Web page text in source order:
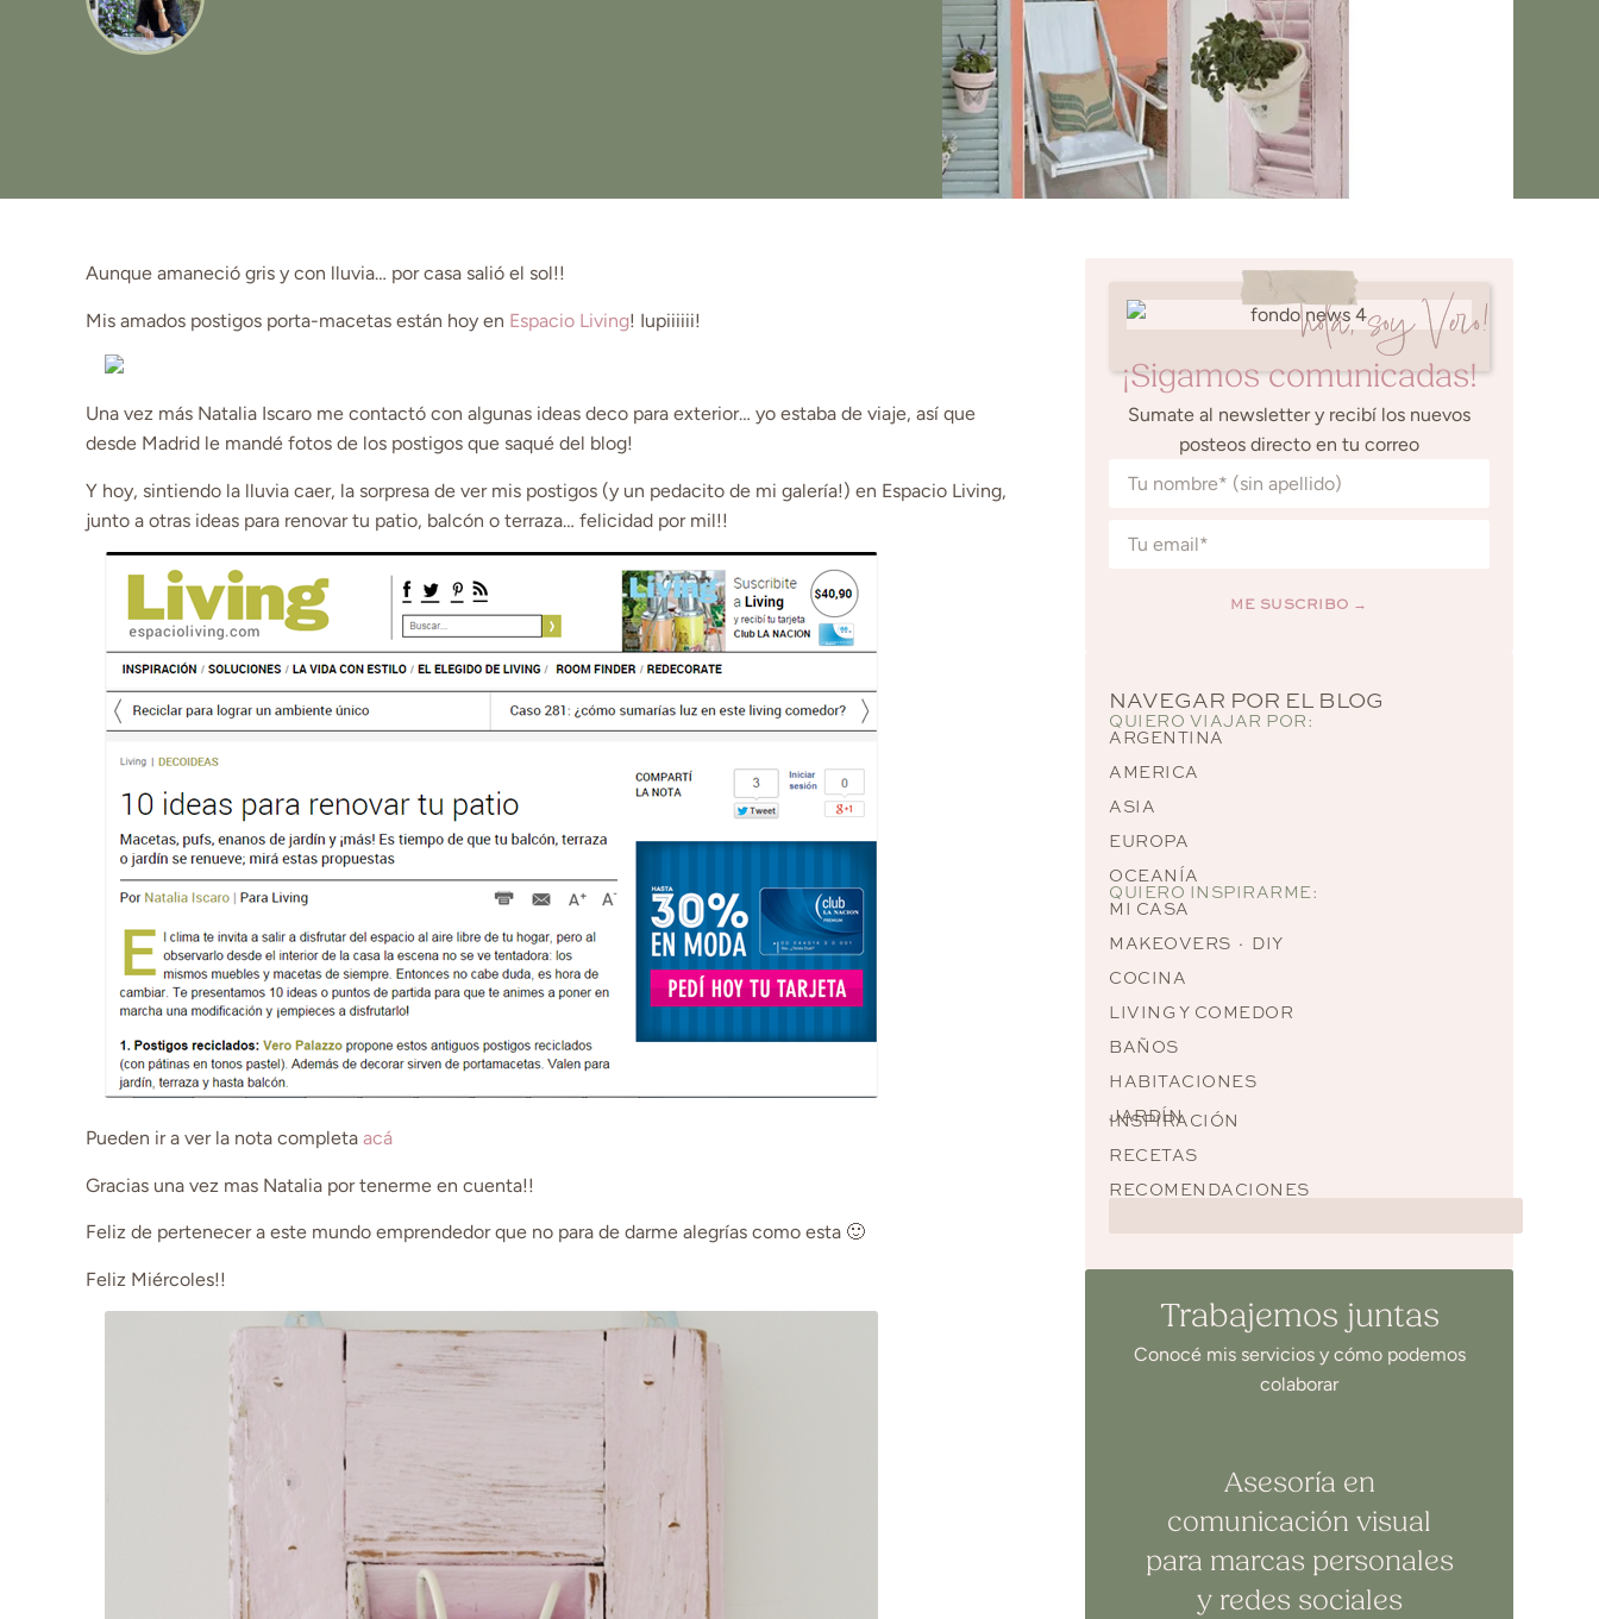
Aunque amaneció gris y con lluvia… por casa salió el sol!!
Mis amados postigos porta-macetas están hoy en Espacio Living! Iupiiiiii!
Una vez más Natalia Iscaro me contactó con algunas ideas deco para exterior… yo estaba de viaje, así que
desde Madrid le mandé fotos de los postigos que saqué del blog!
Y hoy, sintiendo la lluvia caer, la sorpresa de ver mis postigos (y un pedacito de mi galería!) en Espacio Living,
junto a otras ideas para renovar tu patio, balcón o terraza… felicidad por mil!!
Pueden ir a ver la nota completa acá
Gracias una vez mas Natalia por tenerme en cuenta!!
Feliz de pertenecer a este mundo emprendedor que no para de darme alegrías como esta 🙂
Feliz Miércoles!!
hola, soy Vero!
¡Sigamos comunicadas!
Sumate al newsletter y recibí los nuevos
posteos directo en tu correo
ME SUSCRIBO →
NAVEGAR POR EL BLOG
QUIERO VIAJAR POR:
ARGENTINA
AMERICA
ASIA
EUROPA
OCEANÍA
QUIERO INSPIRARME:
MI CASA
MAKEOVERS · DIY
COCINA
LIVING Y COMEDOR
BAÑOS
HABITACIONES
JARDÍN
INSPIRACIÓN
RECETAS
RECOMENDACIONES
Trabajemos juntas
Conocé mis servicios y cómo podemos
colaborar
Asesoría en
comunicación visual
para marcas personales
y redes sociales